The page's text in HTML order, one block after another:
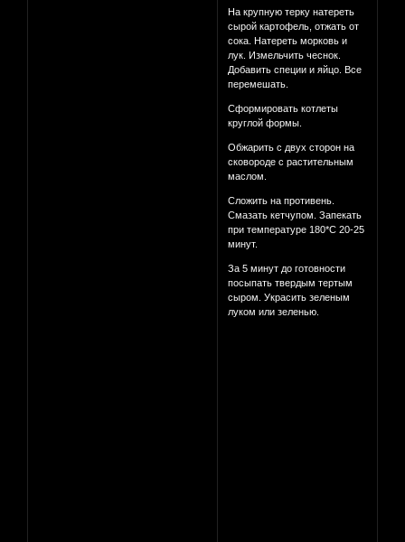
На крупную терку натереть
сырой картофель, отжать от
сока. Натереть морковь и
лук. Измельчить чеснок.
Добавить специи и яйцо. Все
перемешать.
Сформировать котлеты
круглой формы.
Обжарить с двух сторон на
сковороде с растительным
маслом.
Сложить на противень.
Смазать кетчупом. Запекать
при температуре 180*С 20-25
минут.
За 5 минут до готовности
посыпать твердым тертым
сыром. Украсить зеленым
луком или зеленью.